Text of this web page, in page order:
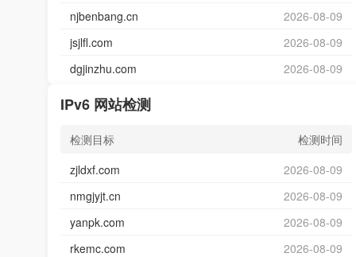
njbenbang.cn
2026-08-09
jsjlfl.com
2026-08-09
dgjinzhu.com
2026-08-09
IPv6 网站检测
检测目标
检测时间
zjldxf.com
2026-08-09
nmgjyjt.cn
2026-08-09
yanpk.com
2026-08-09
rkemc.com
2026-08-09